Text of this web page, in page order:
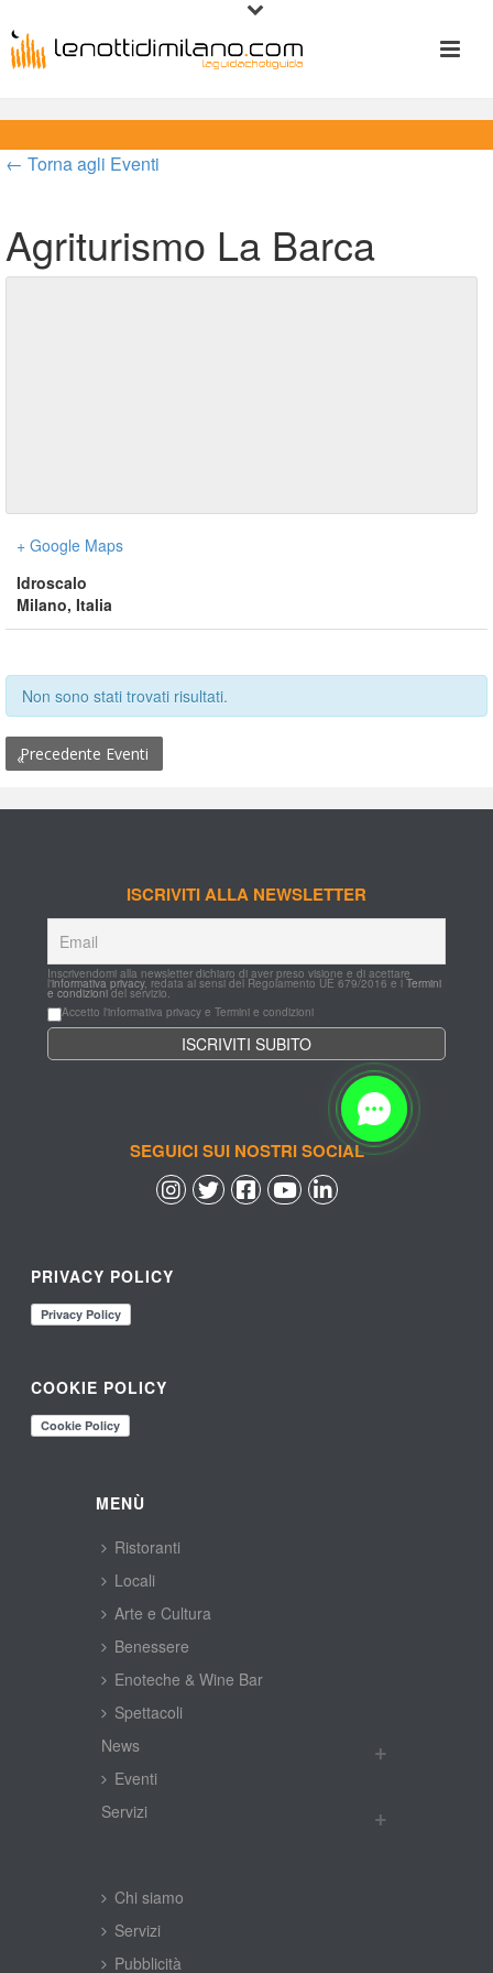
← Torna agli Eventi
Agriturismo La Barca
+ Google Map
Idroscalo
Milano, Italia
Non sono stati trovati risultati.
« Precedente Eventi
ISCRIVITI ALLA NEWSLETTER
Inscrivendomi alla newsletter dichiaro di aver preso visione e di acettare
l'informativa privacy, redata ai sensi del Regolamento UE 679/2016 e i Termini
e condizioni del servizio.
Accetto l'informativa privacy e Termini e condizioni
SEGUICI SUI NOSTRI SOCIAL
PRIVACY POLICY
COOKIE POLICY
MENÙ
Ristoranti
Locali
Arte e Cultura
Benessere
Enoteche & Wine Bar
Spettacoli
New
Eventi
Servizi
Chi siamo
Servizi
Pubblicità